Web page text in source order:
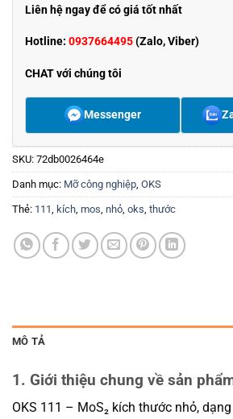
Liên hệ ngay để có giá tốt nhất
Hotline: 0937664495(Zalo, Viber)
CHAT với chúng tôi
Messenger
SKU: 72db0026464e
Danh mục: Mỡ công nghiệp OKS
Thẻ: 111 kích mos nhỏ oks thước
MÔ TẢ
1. Giới thiệu chung về sản
OKS 111 – MoS₂ kích thước nhỏ,